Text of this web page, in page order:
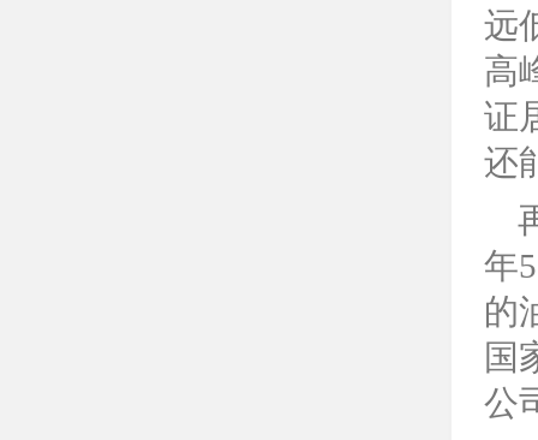
远
高
证
还
年5
的
国
公